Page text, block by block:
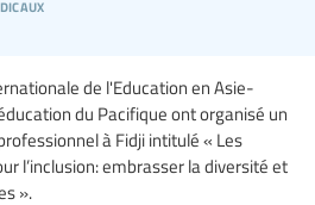
de l'Education en Asie-
du Pacifique ont organisé un
à Fidji intitulé « Les
l’inclusion: embrasser la diversité et
».